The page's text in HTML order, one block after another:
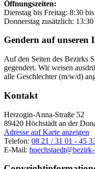
Öffnungszeiten:
Dienstag bis Freitag: 8:30
Donnerstag zusätzlich:
Gendern auf unseren
Auf den Seiten des Bezirks
gegendert. Wir weisen
alle Geschlechter (m/w/d)
Kontakt
Herzogin-Anna-Straße 52
89420 Höchstädt an der
Adresse auf Karte anzeigen
Telefon: 08 21 / 31 01 - 45
E-Mail: